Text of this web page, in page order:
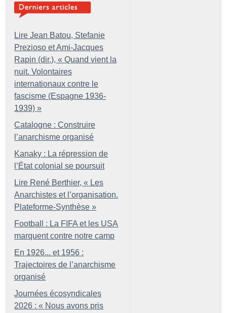
Lire Jean Batou, Stefanie
Prezioso et Ami-Jacques
Rapin (dir.), « Quand vient la
nuit. Volontaires
internationaux contre le
fascisme (Espagne 1936-
1939) »
Catalogne : Construire
l’anarchisme organisé
Kanaky : La répression de
l’État colonial se poursuit
Lire René Berthier, « Les
Anarchistes et l’organisation.
Plateforme-Synthèse »
Football : La FIFA et les USA
marquent contre notre camp
En 1926... et 1956 :
Trajectoires de l’anarchisme
organisé
Journées écosyndicales
2026 : « Nous avons pris